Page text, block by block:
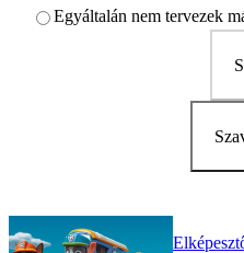
Egyáltalán nem tervezek